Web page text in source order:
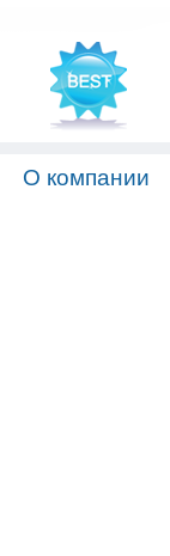
О компании